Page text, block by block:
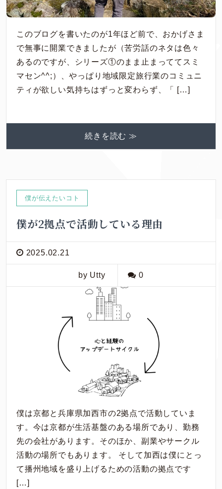
このブログを書いたのが1年ほど前で、おかげさま
で無事に開業できましたが（苦労話のネタは色々
あるのですが、シリーズ①のまま止まっててスミ
マセン^^;）、やっぱり地域限定旅行業のコミュニ
ティが欲しい気持ちはずっと変わらず、「 […]
続きを読む ≫
僕が伝えたいコト
僕が2拠点で活動している理由
2025.02.21
by Utty 0
僕は京都と兵庫県加西市の2拠点で活動していま
す。今は京都が生活基盤のある場所であり、勤務
先の会社があります。そのほか、副業やサークル
活動の場所でもあります。 そして加西は僕にとっ
て播州地域を盛り上げるための活動の拠点です
[…]